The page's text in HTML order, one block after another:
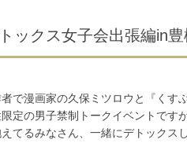
ックス女子会出張編in
者で漫画家の久保ミツロウと『く
定の男子禁制トークイベントです
てるみなさん、一緒にデトックス